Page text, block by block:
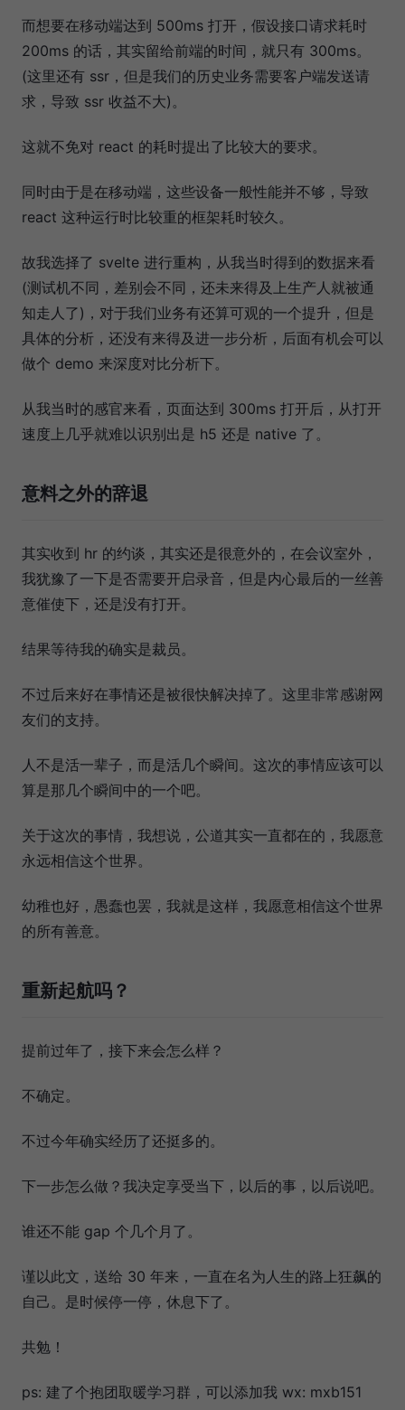
而想要在移动端达到 500ms 打开，假设接口请求耗时
200ms 的话，其实留给前端的时间，就只有 300ms。
(这里还有 ssr，但是我们的历史业务需要客户端发送请
求，导致 ssr 收益不大)。
这就不免对 react 的耗时提出了比较大的要求。
同时由于是在移动端，这些设备一般性能并不够，导致
react 这种运行时比较重的框架耗时较久。
故我选择了 svelte 进行重构，从我当时得到的数据来看
(测试机不同，差别会不同，还未来得及上生产人就被通
知走人了)，对于我们业务有还算可观的一个提升，但是
具体的分析，还没有来得及进一步分析，后面有机会可以
做个 demo 来深度对比分析下。
从我当时的感官来看，页面达到 300ms 打开后，从打开
速度上几乎就难以识别出是 h5 还是 native 了。
意料之外的辞退
其实收到 hr 的约谈，其实还是很意外的，在会议室外，
我犹豫了一下是否需要开启录音，但是内心最后的一丝善
意催使下，还是没有打开。
结果等待我的确实是裁员。
不过后来好在事情还是被很快解决掉了。这里非常感谢网
友们的支持。
人不是活一辈子，而是活几个瞬间。这次的事情应该可以
算是那几个瞬间中的一个吧。
关于这次的事情，我想说，公道其实一直都在的，我愿意
永远相信这个世界。
幼稚也好，愚蠢也罢，我就是这样，我愿意相信这个世界
的所有善意。
重新起航吗？
提前过年了，接下来会怎么样？
不确定。
不过今年确实经历了还挺多的。
下一步怎么做？我决定享受当下，以后的事，以后说吧。
谁还不能 gap 个几个月了。
谨以此文，送给 30 年来，一直在名为人生的路上狂飙的
自己。是时候停一停，休息下了。
共勉！
ps: 建了个抱团取暖学习群，可以添加我 wx: mxb151